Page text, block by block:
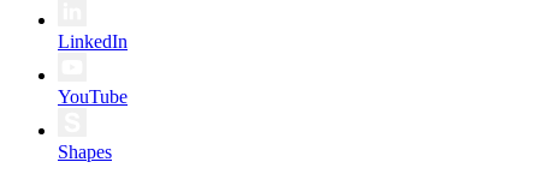
LinkedIn
YouTube
Shapes